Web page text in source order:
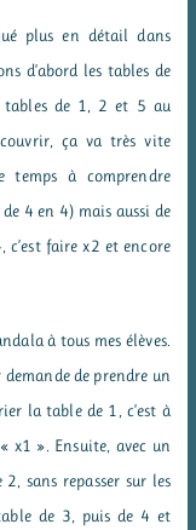
plus en détail dans
d’abord les tables de
tables de 1, 2 et 5 au
ça va très vite
temps à comprendre
4 en 4) mais aussi de
faire x2 et encore
à tous mes élèves.
demande de prendre un
la table de 1, c’est à
x1 ». Ensuite, avec un
sans repasser sur les
de 3, puis de 4 et